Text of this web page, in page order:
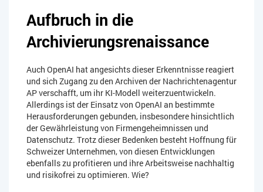
Aufbruch in die
Archivierungsrenaissance
Auch OpenAI hat angesichts dieser Erkenntnisse reagiert
und sich Zugang zu den Archiven der Nachrichtenagentur
AP verschafft, um ihr KI-Modell weiterzuentwickeln.
Allerdings ist der Einsatz von OpenAI an bestimmte
Herausforderungen gebunden, insbesondere hinsichtlich
der Gewährleistung von Firmengeheimnissen und
Datenschutz. Trotz dieser Bedenken besteht Hoffnung für
Schweizer Unternehmen, von diesen Entwicklungen
ebenfalls zu profitieren und ihre Arbeitsweise nachhaltig
und risikofrei zu optimieren. Wie?